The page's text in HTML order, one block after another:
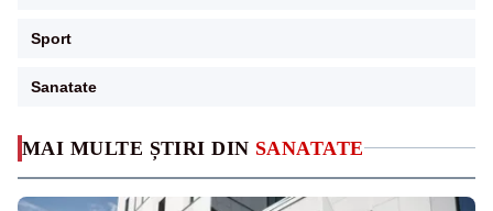
MAI MULTE ȘTIRI DIN SANATATE
Sport
Sanatate